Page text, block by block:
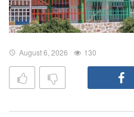
August 6, 2026 130